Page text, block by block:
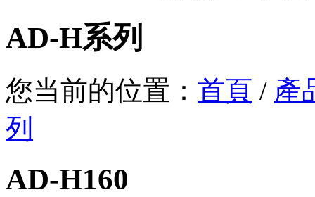
AD-H系列
您当前的位置： 首頁 / 產
列
AD-H160